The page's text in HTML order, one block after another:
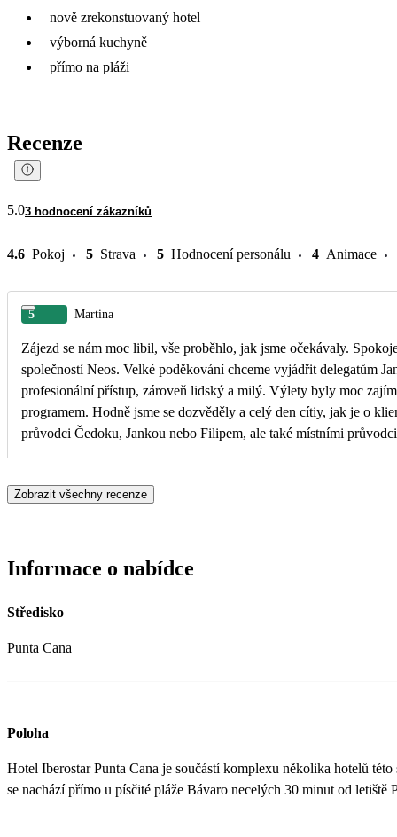
nově zrekonstuovaný hotel
výborná kuchyně
přímo na pláži
Recenze
5.03 hodnocení zákazníků
4.6 Pokoj 5 Strava 5 Hodnocení personálu 4 Animace
5 Martina
Zájezd se nám moc libil, vše proběhlo, jak jsme očekávaly. Spokojenost také s leteckou
společností Neos. Velké poděkování chceme vyjádřit delegatům Janě a Filipovi. Velice
profesionální přístup, zároveň lidský a milý. Výlety byly moc zajímavé, s bohatým
programem. Hodně jsme se dozvěděly a celý den cítiy, jak je o klienty pečováno. Jak
průvodci Čedoku, Jankou nebo Filipem, ale také místními průvodci. Velice dobrá
Zobrazit všechny recenze
Informace o nabídce
Středisko
Punta Cana
Poloha
Hotel Iberostar Punta Cana je součástí komplexu několika hotelů
se nachází přímo u písčité pláže Bávaro necelých 30 minut od letiště